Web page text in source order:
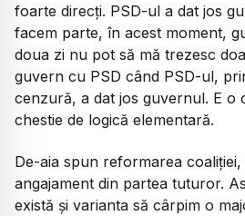
foarte direcți. PSD-ul a dat jos
facem parte, în acest moment,
doua zi nu pot să mă trezesc
guvern cu PSD când PSD-ul,
cenzură, a dat jos guvernul. E o
chestie de logică elementară.
De-aia spun reformarea
angajament din partea tuturor.
există și varianta să cârpim o